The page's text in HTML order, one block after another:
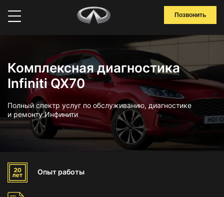
Позвонить
Комплексная диагностика
Infiniti QX70
Полный спектр услуг по обслуживанию, диагностике
и ремонту Инфинити
Опыт работы